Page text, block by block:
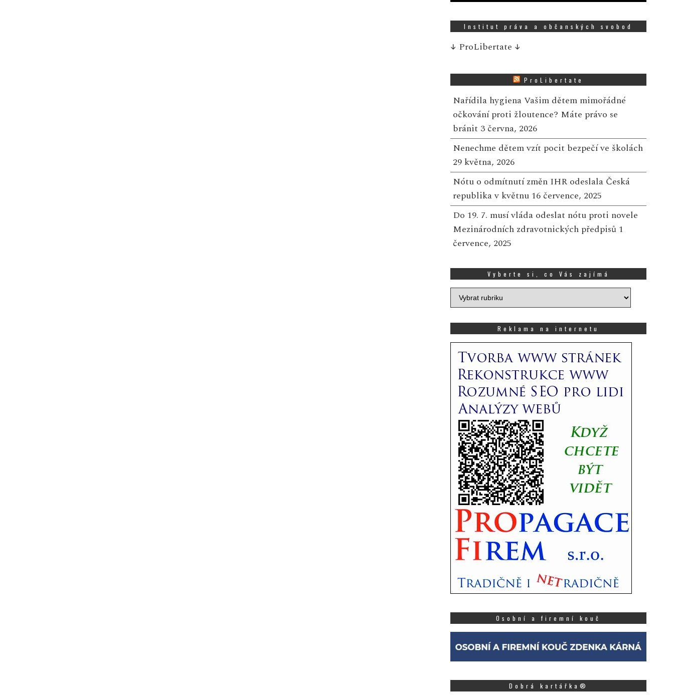
Institut práva a občanských svobod
↓ ProLibertate ↓
ProLibertate
Nařídila hygiena Vašim dětem mimořádné
očkování proti žloutence? Máte právo se
bránit 3 června, 2026
Nenechme dětem vzít pocit bezpečí ve školách
29 května, 2026
Nótu o odmítnutí změn IHR odeslala Česká
republika v květnu 16 července, 2025
Do 19. 7. musí vláda odeslat nótu proti novele
Mezinárodních zdravotnických předpisů 1
července, 2025
Vyberte si, co Vás zajímá
Vyberte
si,
zajímá
Reklama na internetu
Osobní a firemní kouč
Dobrá kartářka®